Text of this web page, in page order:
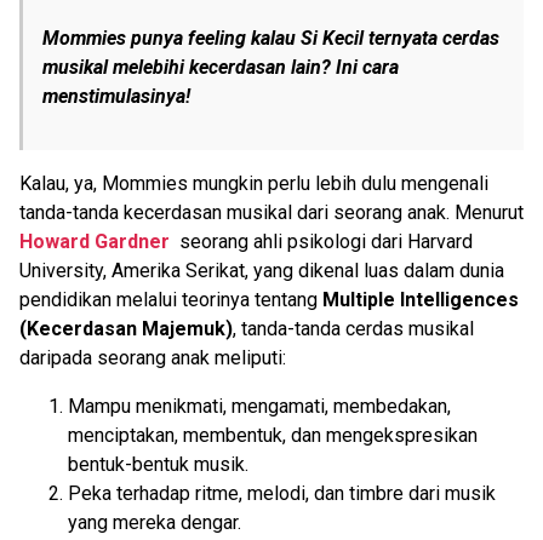
Mommies punya feeling kalau Si Kecil ternyata cerdas
musikal melebihi kecerdasan lain? Ini cara
menstimulasinya!
Kalau, ya, Mommies mungkin perlu lebih dulu mengenali
tanda-tanda kecerdasan musikal dari seorang anak. Menurut
Howard Gardner seorang ahli psikologi dari Harvard
University, Amerika Serikat, yang dikenal luas dalam dunia
pendidikan melalui teorinya tentang Multiple Intelligences
(Kecerdasan Majemuk), tanda-tanda cerdas musikal
daripada seorang anak meliputi:
Mampu menikmati, mengamati, membedakan,
menciptakan, membentuk, dan mengekspresikan
bentuk-bentuk musik.
Peka terhadap ritme, melodi, dan timbre dari musik
yang mereka dengar.